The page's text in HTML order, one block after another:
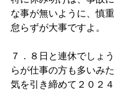
な事が無いように、慎
怠らずが大事ですよ。
７．８日と連休でしょ
らが仕事の方も多いみ
気を引き締めて２０２